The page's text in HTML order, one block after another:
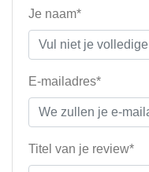
Je naam*
E-mailadres*
Titel van je review*